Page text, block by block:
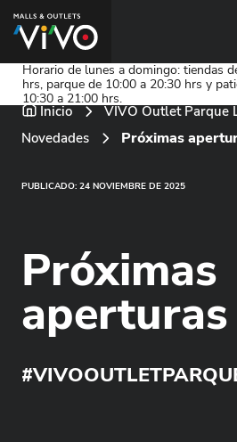
Busca una tienda o local
Horario de lunes a domingo: tiendas
hrs, parque de 10:00 a 20:30 hrs y
10:30 a 21:00 hrs.
Inicio
VIVO Outlet Parque
Novedades
Próximas
PUBLICADO: 24 NOVIEMBRE DE 2025
Próximas
aperturas